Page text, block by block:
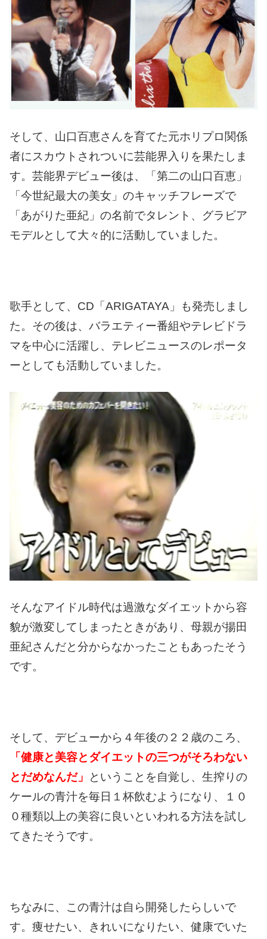
そして、山口百恵さんを育てた元ホリプロ関係
者にスカウトされついに芸能界入りを果たしま
す。 芸能界デビュー後は、「第二の山口百恵」
「今世紀最大の美女」のキャッチフレーズで
「あがりた亜紀」の名前でタレント、グラビア
モデルとして大々的に活動していました。
歌手として、CD「ARIGATAYA」も発売しまし
た。 その後は、バラエティー番組やテレビドラ
マを中心に活躍し、テレビニュースのレポータ
ーとしても活動していました。
そんなアイドル時代は過激なダイエットから容
貌が激変してしまったときがあり、母親が揚田
亜紀さんだと分からなかったこともあったそう
です。
そして、デビューから４年後の２２歳のころ、
「健康と美容とダイエットの三つがそろわない
とだめなんだ」
ということを自覚し、生搾りの
ケールの青汁を毎日１杯飲むようになり、１０
０種類以上の美容に良いといわれる方法を試し
てきたそうです。
ちなみに、この青汁は自ら開発したらしいで
す。 痩せたい、きれいになりたい、健康でいた